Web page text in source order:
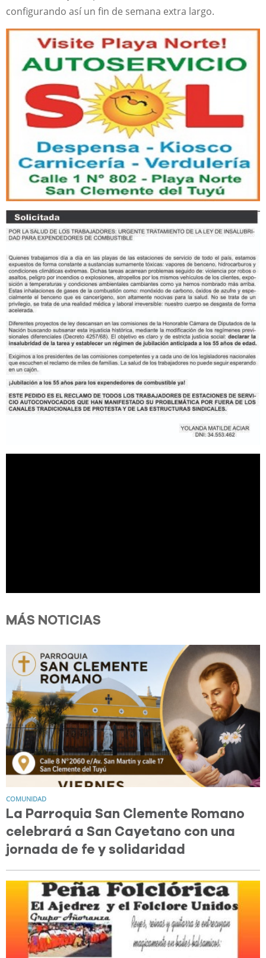
configurando así un fin de semana extra largo.
MÁS NOTICIAS
COMUNIDAD
La Parroquia San Clemente Romano
celebrará a San Cayetano con una
jornada de fe y solidaridad